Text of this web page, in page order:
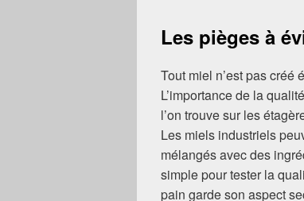
Les pièges à
Tout miel n’est pas créé
L’importance de la
l’on trouve sur les
Les miels industriels
mélangés avec des
simple pour tester la
pain garde son aspect